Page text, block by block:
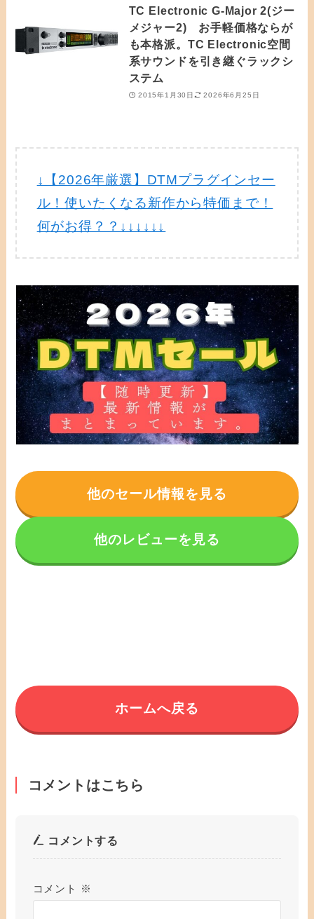
TC Electronic G-Major 2(ジー
メジャー2) お手軽価格ならが
も本格派。TC Electronic空間
系サウンドを引き継ぐラックシ
ステム
2015年1月30日 2026年6月25日
↓【2026年厳選】DTMプラグインセー
ル！使いたくなる新作から特価まで！
何がお得？？↓↓↓↓↓↓
他のセール情報を見る
他のレビューを見る
ホームへ戻る
コメントはこちら
コメントする
コメント ※